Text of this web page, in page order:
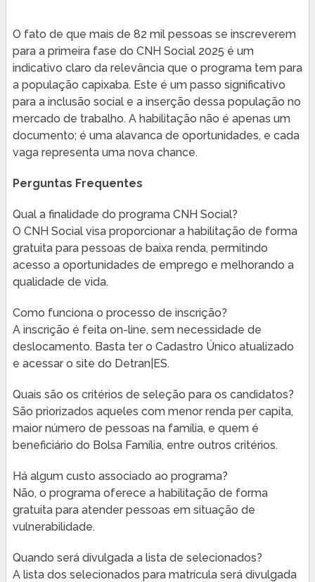
O fato de que mais de 82 mil pessoas se inscreverem
para a primeira fase do CNH Social 2025 é um
indicativo claro da relevância que o programa tem para
a população capixaba. Este é um passo significativo
para a inclusão social e a inserção dessa população no
mercado de trabalho. A habilitação não é apenas um
documento; é uma alavanca de oportunidades, e cada
vaga representa uma nova chance.
Perguntas Frequentes
Qual a finalidade do programa CNH Social?
O CNH Social visa proporcionar a habilitação de forma
gratuita para pessoas de baixa renda, permitindo
acesso a oportunidades de emprego e melhorando a
qualidade de vida.
Como funciona o processo de inscrição?
A inscrição é feita on-line, sem necessidade de
deslocamento. Basta ter o Cadastro Único atualizado
e acessar o site do Detran|ES.
Quais são os critérios de seleção para os candidatos?
São priorizados aqueles com menor renda per capita,
maior número de pessoas na família, e quem é
beneficiário do Bolsa Família, entre outros critérios.
Há algum custo associado ao programa?
Não, o programa oferece a habilitação de forma
gratuita para atender pessoas em situação de
vulnerabilidade.
Quando será divulgada a lista de selecionados?
A lista dos selecionados para matrícula será divulgada